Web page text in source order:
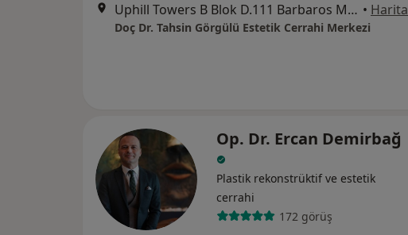
Uphill Towers B Blok D.111 Barbaros Mah. Akzambak sok. No:3, İstanbul • Harita
Doç Dr. Tahsin Görgülü Estetik Cerrahi Merkezi
Op. Dr. Ercan Demirbağ
Plastik rekonstrüktif ve estetik
cerrahi
172 görüş